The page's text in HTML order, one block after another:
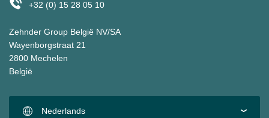
+32 (0) 15 28 05 10
Zehnder Group België NV/SA
Wayenborgstraat 21
2800 Mechelen
België
Nederlands